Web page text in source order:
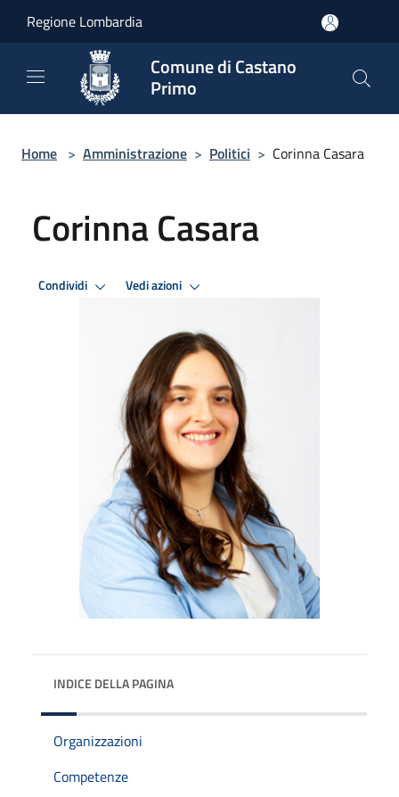
Regione Lombardia
Comune di Castano
Primo
Home > Amministrazione > Politici > Corinna Casara
Corinna Casara
Condividi Vedi azioni
INDICE DELLA PAGINA
Organizzazioni
Competenze